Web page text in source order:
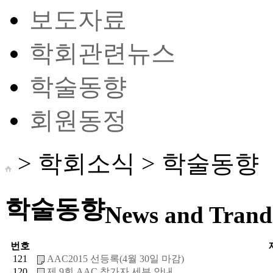
보도자료
학회관련뉴스
학술동향
회원동정
> 학회소식 > 학술동향
학술동향News and
번호
121
AAC2015 선등록(4월 30일 마감)